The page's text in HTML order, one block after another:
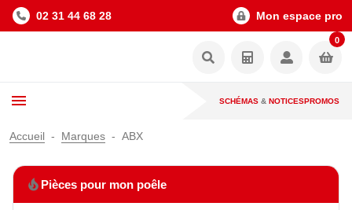
02 31 44 68 28 Mon espace pro
0
SCHÉMAS & NOTICESPROMOS
Accueil Marques ABX
local_fire_department Pièces pour mon poêle